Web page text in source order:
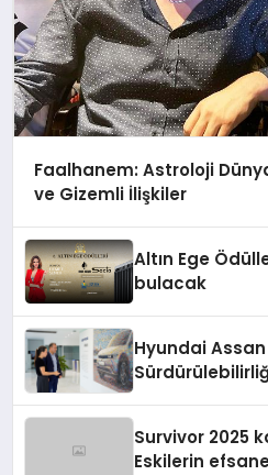
Faalhanem: Astroloji
ve Gizemli İlişkiler
Altın Ege
bulacak
Hyundai Assan
Survivor 2025
Eskilerin